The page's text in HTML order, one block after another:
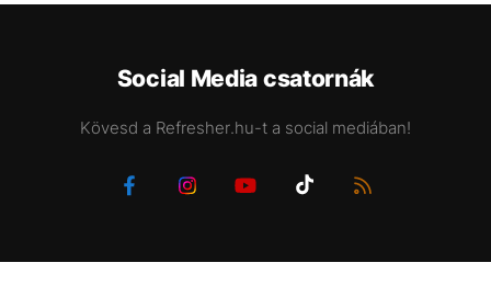
Social Media csatornák
Kövesd a Refresher.hu-t a social mediában!